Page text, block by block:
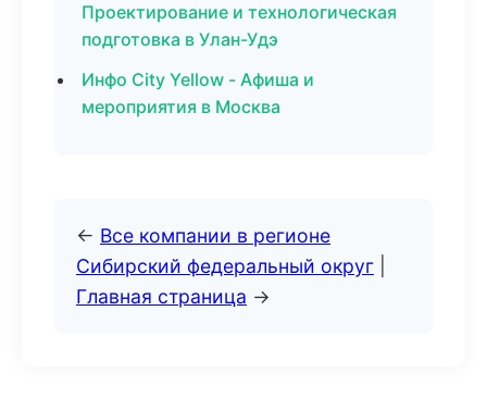
Проектирование и технологическая
подготовка в Улан-Удэ
Инфо City Yellow - Афиша и
мероприятия в Москва
← Все компании в регионе
Сибирский федеральный округ
Главная страница →